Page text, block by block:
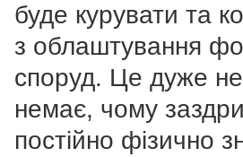
буде курувати та
з облаштування
споруд. Це дуже
немає, чому
постійно фізично